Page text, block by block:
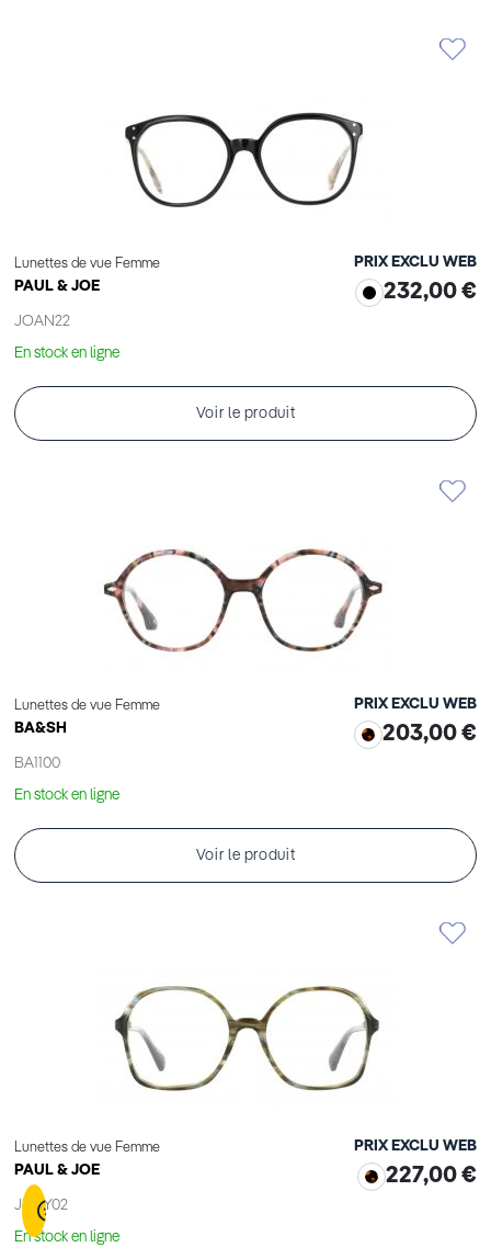
Lunettes de vue Femme
PAUL & JOE
JOAN22
PRIX EXCLU WEB
232,00 €
En stock en ligne
Voir le produit
Lunettes de vue Femme
BA&SH
BA1100
PRIX EXCLU WEB
203,00 €
En stock en ligne
Voir le produit
Lunettes de vue Femme
PAUL & JOE
JUDY02
PRIX EXCLU WEB
227,00 €
En stock en ligne